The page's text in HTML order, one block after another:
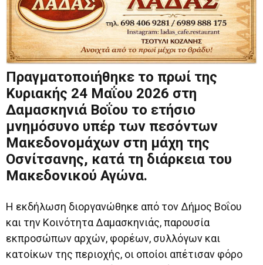
Πραγματοποιήθηκε το πρωί της
Κυριακής 24 Μαΐου 2026 στη
Δαμασκηνιά Βοΐου το ετήσιο
μνημόσυνο υπέρ των πεσόντων
Μακεδονομάχων στη μάχη της
Οσνίτσανης, κατά τη διάρκεια του
Μακεδονικού Αγώνα.
Η εκδήλωση διοργανώθηκε από τον Δήμος Βοΐου
και την Κοινότητα Δαμασκηνιάς, παρουσία
εκπροσώπων αρχών, φορέων, συλλόγων και
κατοίκων της περιοχής, οι οποίοι απέτισαν φόρο